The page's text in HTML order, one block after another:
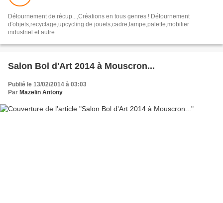
Détournement de récup...,Créations en tous genres ! Détournement
d'objets,recyclage,upcycling de jouets,cadre,lampe,palette,mobilier
industriel et autre...
Salon Bol d'Art 2014 à Mouscron...
Publié le 13/02/2014 à 03:03
Par Mazelin Antony